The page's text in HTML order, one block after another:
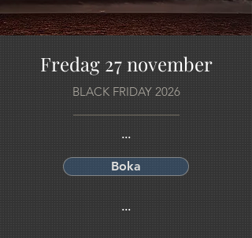
Fredag 27 november
BLACK FRIDAY 2026
...
Boka
...